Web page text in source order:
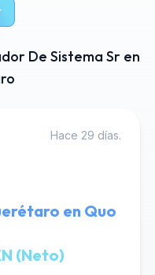
De Sistema Sr en
Hace 29 días.
en Quo
(Neto)